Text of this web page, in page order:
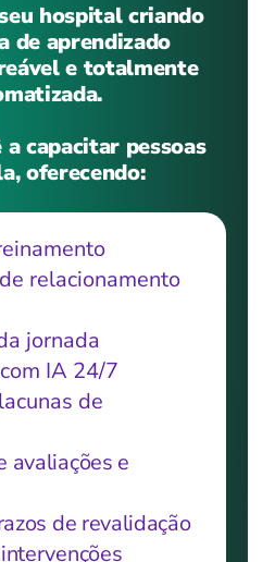
hospital criando
de aprendizado
e totalmente
capacitar pessoas
oferecendo:
relacionamento
jornada
IA 24/7
de
avaliações e
de revalidação